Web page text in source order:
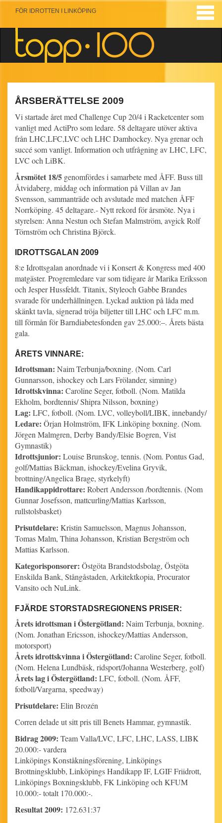
FÖR IDROTTEN I LINKÖPING
ÅRSBERÄTTELSE 2009
Vi startade året med Challenge Cup 20/4 i Racketcenter som
vanligt med ActiPro som ledare. 58 deltagare utöver aktiva
från LHC,LFC,LVC och LHC Damhockey. Nya grenar och
succé som vanligt. Information och utfrågning av LHC, LFC,
LVC och LiBK.
Årsmötet 18/5 genomfördes i samarbete med ÅFF. Buss till
Åtvidaberg, middag och information på Villan av Jan
Svensson, sammanträde och avslutade med matchen ÅFF
Norrköping. 45 deltagare.- Nytt rekord för årsmöte. Nya i
styrelsen: Anna Nestun och Stefan Malmström, avgick Rolf
Törnström och Christina Björck.
IDROTTSGALAN 2009
8:e Idrottsgalan anordnade vi i Konsert & Kongress med 400
matgäster. Progremledare var som tidigare år Marika Eriksson
och Jesper Hussfeldt. Titanix, Styleoch Gabbe Brandes
svarade för underhållningen. Lyckad auktion på låda med
skänkt tavla, signerad tröja biljetter till LHC och LFC m.m.
till förmån för Barndiabetesfonden gav 25.000:–. Årets bästa
gala.
ÅRETS VINNARE:
Idrottsman: Naim Terbunja/boxning. (Nom. Carl
Gunnarsson, ishockey och Lars Frölander, simning)
Idrottskvinna: Caroline Seger, fotboll. (Nom. Matilda
Ekholm, bordtennis/ Shipra Nilsson, boxning)
Lag: LFC, fotboll. (Nom. LVC, volleyboll/LIBK, innebandy/
Ledare: Örjan Holmström, IFK Linköping boxning. (Nom.
Jörgen Malmgren, Derby Bandy/Elsie Bogren, Vist
Gymnastik)
Idrottsjunior: Louise Brunskog, tennis. (Nom. Pontus Gad,
golf/Mattias Bäckman, ishockey/Evelina Gryvik,
brottning/Angelica Brage, styrkelyft)
Handikappidrottare: Robert Andersson /bordtennis. (Nom
Gunnar Josefsson, mattcurling/Mattias Karlsson,
rullstolsbasket)
Prisutdelare: Kristin Samuelsson, Magnus Johansson,
Tomas Malm, Thina Johansson, Kristian Bergström och
Mattias Karlsson.
Kategorisponsorer: Östgöta Brandstodsbolag, Östgöta
Enskilda Bank, Stångåstaden, Arkitektkopia, Procurator
Vansito och NuLink.
FJÄRDE STORSTADSREGIONENS PRISER:
Årets idrottsman i Östergötland: Naim Terbunja, boxning.
(Nom. Jonathan Ericsson, ishockey/Mattias Andersson,
motorsport)
Årets idrottskvinna i Östergötland: Caroline Seger, fotboll.
(Nom. Helena Lundbäsk, ridsport/Johanna Westerberg, golf)
Årets lag i Östergötland: LFC, fotboll. (Nom. ÅFF,
fotboll/Vargarna, speedway)
Prisutdelare: Elin Brozén
Corren delade ut sitt pris till Benets Hammar, gymnastik.
Bidrag 2009: Team Valla/LVC, LFC, LHC, LASS, LIBK
20.000:- vardera
Linköpings Konståkningsförening, Linköpings
Brottningsklubb, Linköpings Handikapp IF, LGIF Friidrott,
Linköpings Boxningsklubb, FK Linköping och KFUM
10.000:- totalt 170.000:-.
Resultat 2009: 172.631:37